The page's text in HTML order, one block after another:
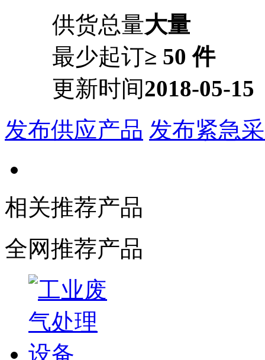
供货总量大量
最少起订≥ 50 件
更新时间2018-05-15
发布供应产品 发布紧急
相关推荐产品
全网推荐产品